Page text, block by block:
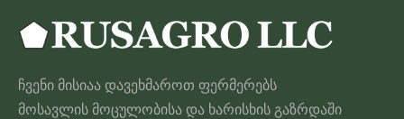
ჩვენი მისიაა დავეხმაროთ ფერმერებს
მოსავლის მოცულობისა და ხარისხის გაზრდაში